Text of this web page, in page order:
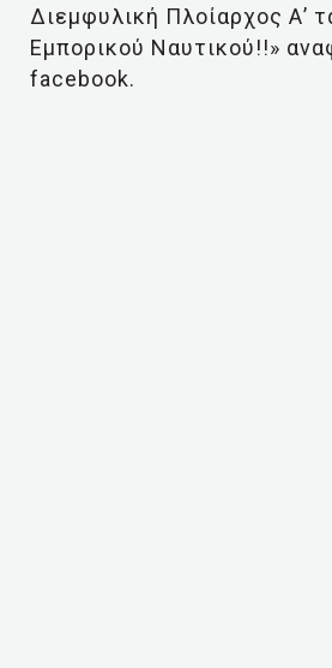
Διεμφυλική Πλοίαρχος Α’
Εμπορικού Ναυτικού!!»
facebook.